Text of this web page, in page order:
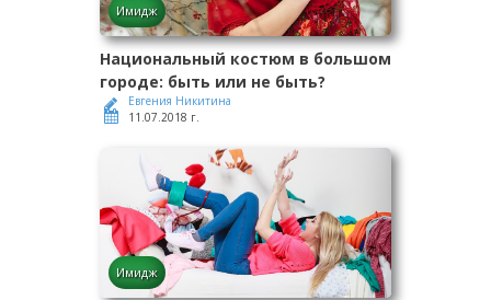
Имидж
Национальный костюм в большом
городе: быть или не быть?
Евгения Никитина
11.07.2018 г.
Имидж